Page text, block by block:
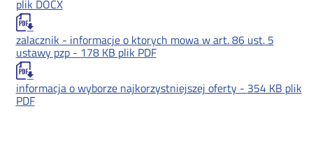
plik DOCX
zalacznik - informacje o ktorych mowa w art. 86 ust. 5
ustawy pzp - 178 KB plik PDF
informacja o wyborze najkorzystniejszej oferty - 354 KB plik
PDF